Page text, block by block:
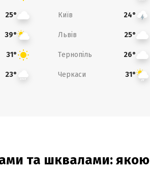
25° Київ 24°
39° Львів 25°
31° Тернопіль 26°
23° Черкаси 31°
та шквалами: якою